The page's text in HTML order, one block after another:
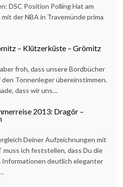
DSC Position Polling Hat am
der NBA in Travemünde prima
– Klützerküste – Grömitz
froh, dass unsere Bordbücher
den Tonnenleger übereinstimmen.
dass wir uns…
2013: Dragör –
Deiner Aufzeichnungen mit
muss ich feststellen, dass Du die
deutlich eleganter